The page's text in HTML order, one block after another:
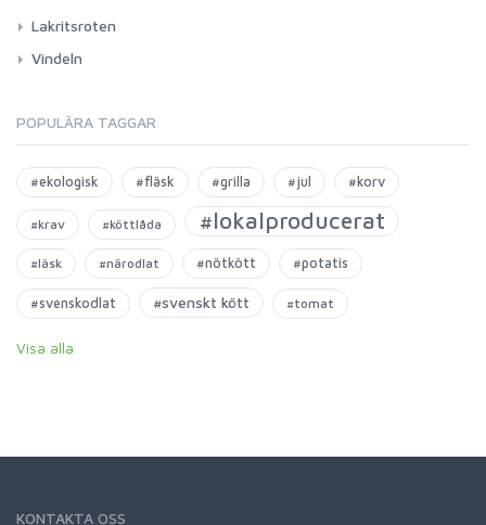
Lakritsroten
Vindeln
POPULÄRA TAGGAR
#ekologisk #fläsk #grilla #jul #korv
#krav #köttlåda #lokalproducerat
#läsk #närodlat #nötkött #potatis
#svenskodlat #svenskt kött #tomat
Visa alla
KONTAKTA OSS